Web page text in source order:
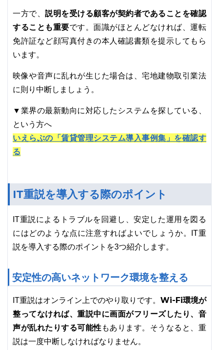
一方で、説明を受ける顧客が契約者であることを確認
することも重要です。面識がほとんどなければ、運転
免許証など顔写真付きの本人確認書類を提示してもら
います。
映像や音声に乱れが生じた場合は、宅地建物取引業法
に則り中断しましょう。
▼業界の最新動向に対応したシステムを探している、
という方へ
いえらぶの「賃貸管理システム導入事例集」を確認す
る
IT重説を導入する際のポイント
IT重説によるトラブルを回避し、安定した運用を図る
にはどのような点に注意すればよいでしょうか。IT重
説を導入する際のポイントを3つ紹介します。
安定性の高いネットワーク環境を整える
IT重説はオンライン上でのやり取りです。 Wi-Fi環境が
整ってなければ、重説中に画面がフリーズしたり、音
声が乱れたりする可能性 もあります。そうなると、重
説は一度中断しなければなりません。